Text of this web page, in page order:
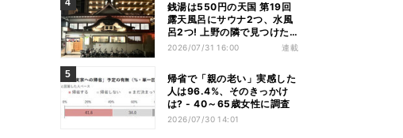
い戻すことが困難」
銭湯は550円の天国 第19回
露天風呂にサウナ2つ、水風
呂2つ! 上野の隣で見つけた
東京屈指の人気銭湯
2026/07/31 16:00 連載
帰省で「親の老い」実感した
人は96.4%、そのきっかけ
は? - 40～65歳女性に調査
2026/07/30 14:01